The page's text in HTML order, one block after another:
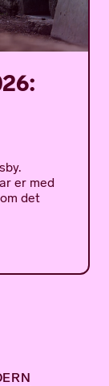
er med
det